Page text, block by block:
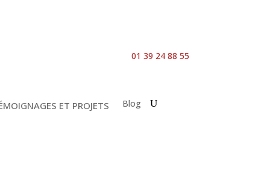
01 39 24 88 55
ET PROJETS Blog